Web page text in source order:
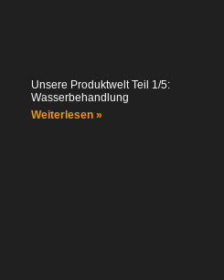
Unsere Produktwelt Teil 1/5:
Wasserbehandlung
Weiterlesen »